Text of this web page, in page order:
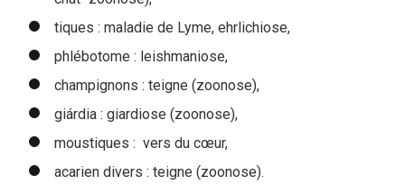
tiques : maladie de Lyme, ehrlichiose,
phlébotome : leishmaniose,
champignons : teigne (zoonose),
giárdia : giardiose (zoonose),
moustiques : vers du cœur,
acarien divers : teigne (zoonose).